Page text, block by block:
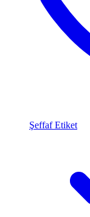
Şeffaf Etiket